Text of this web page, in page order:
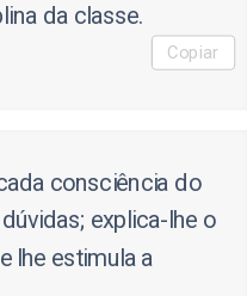
da classe.
Copiar
consciência do
explica-lhe o
lhe estimula a